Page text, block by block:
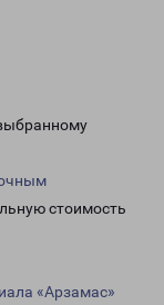
стоимость
«Арзамас»